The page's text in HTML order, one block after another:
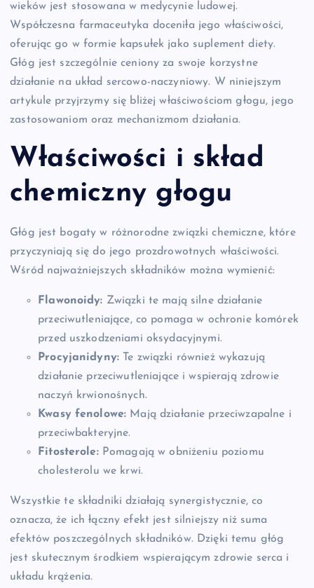
wieków jest stosowana w medycynie ludowej.
Współczesna farmaceutyka doceniła jego właściwości,
oferując go w formie kapsułek jako suplement diety.
Głóg jest szczególnie ceniony za swoje korzystne
działanie na układ sercowo-naczyniowy. W niniejszym
artykule przyjrzymy się bliżej właściwościom głogu, jego
zastosowaniom oraz mechanizmom działania.
Właściwości i skład
chemiczny głogu
Głóg jest bogaty w różnorodne związki chemiczne, które
przyczyniają się do jego prozdrowotnych właściwości.
Wśród najważniejszych składników można wymienić:
Flawonoidy: Związki te mają silne działanie
przeciwutleniające, co pomaga w ochronie komórek
przed uszkodzeniami oksydacyjnymi.
Procyjanidyny: Te związki również wykazują
działanie przeciwutleniające i wspierają zdrowie
naczyń krwionośnych.
Kwasy fenolowe: Mają działanie przeciwzapalne i
przeciwbakteryjne.
Fitosterole:Pomagają w obniżeniu poziomu
cholesterolu we krwi.
Wszystkie te składniki działają synergistycznie, co
oznacza, że ich łączny efekt jest silniejszy niż suma
efektów poszczególnych składników. Dzięki temu głóg
jest skutecznym środkiem wspierającym zdrowie serca i
układu krążenia.